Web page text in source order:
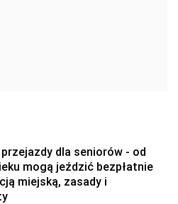
dla seniorów - od
mogą jeździć bezpłatnie
miejską, zasady i